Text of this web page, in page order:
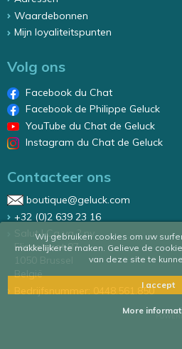
Wij gebruiken cookies om uw
makkelijker te maken. Gelieve de
van deze site te
I accept
More
Waardebonnen
Mijn loyaliteitspunten
Volg ons
Facebook du Chat
Facebook de Philippe Geluck
YouTube du Chat de Geluck
Instagram du Chat de Geluck
Contacteer ons
boutique@geluck.com
+32 (0)2 639 23 16
Salut ! Ca va ? nv
Elizastraat 87
1050 Brussel
België
Bedrijfsnummer: 0448.561.850